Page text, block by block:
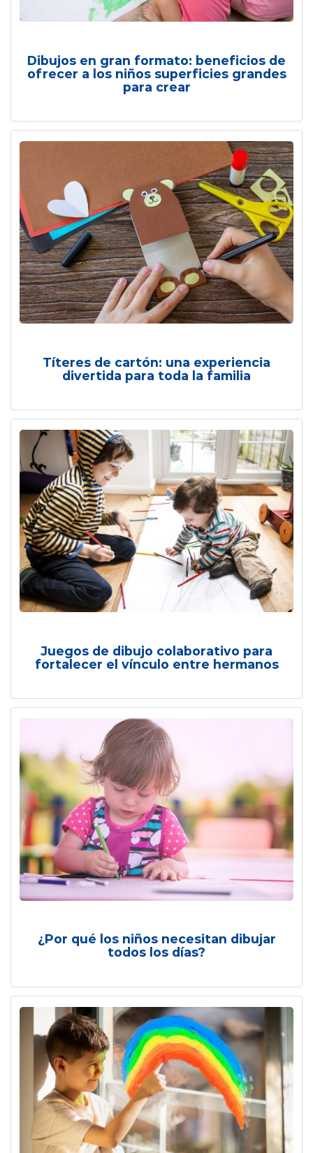
Dibujos en gran formato: beneficios de
ofrecer a los niños superficies grandes
para crear
Títeres de cartón: una experiencia
divertida para toda la familia
Juegos de dibujo colaborativo para
fortalecer el vínculo entre hermanos
¿Por qué los niños necesitan dibujar
todos los días?